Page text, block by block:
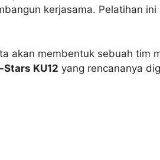
kerjasama. Pelatihan ini
akan membentuk sebuah tim
KU12 yang rencananya